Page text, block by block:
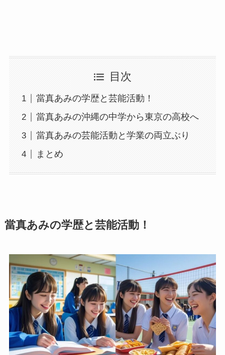
目次
當真あみの学歴と芸能活動！
當真あみの沖縄の中学から東京の高校へ
當真あみの芸能活動と学業の両立ぶり
まとめ
當真あみの学歴と芸能活動！